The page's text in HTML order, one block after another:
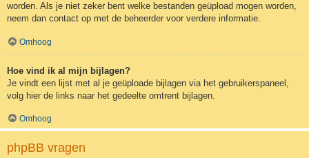
worden. Als je niet zeker bent welke bestanden geüpload mogen worden,
neem dan contact op met de beheerder voor verdere informatie.
Omhoog
Hoe vind ik al mijn bijlagen?
Je vindt een lijst met al je geüploade bijlagen via het gebruikerspaneel,
volg hier de links naar het gedeelte omtrent bijlagen.
Omhoog
phpBB vragen